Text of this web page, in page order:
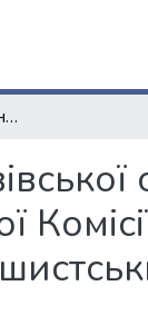
Про злочинства німців на території Львівської області : Повідомлення Надзвичайної Державної Комісії по встановленню і розслідуванню злочинств німецько-фашистських загарбників